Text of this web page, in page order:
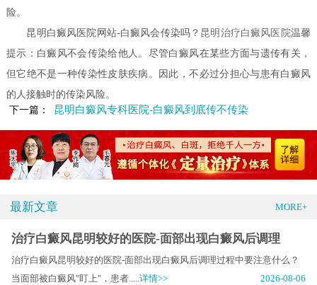
险。
昆明白癜风医院网站-白癜风会传染吗？ 昆明治疗白癜风医院温馨
提示：白癜风不会传染给他人。尽管白癜风在某些方面与遗传有关，
但它绝不是一种传染性皮肤疾病。因此，不必过分担心与患有白癜风
的人接触时的传染风险。
下一篇：
昆明白癜风专科医院-白癜风到底传不传染
最新文章 MORE+
治疗白癜风昆明较好的医院-面部出现白癜风后调理
治疗白癜风昆明较好的医院-面部出现白癜风后调理过程中要注意什么？
当面部被白癜风"盯上"，患者.....详情>> 2026-08-06